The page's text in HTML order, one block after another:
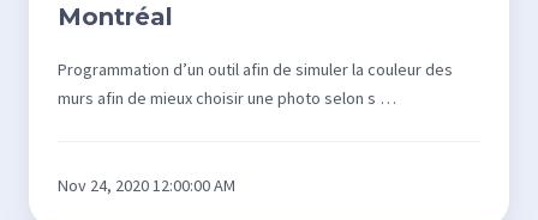
Montréal
Montréal
Programmation d’un outil afin de simuler la couleur des
murs afin de mieux choisir une photo selon s …
Nov 24, 2020 12:00:00 AM